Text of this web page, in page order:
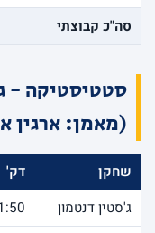
סה"כ קבוצתי
סטטיסטיקה -
(מאמן: ארגין
שחקן דק'
ג'סטין דנטמון